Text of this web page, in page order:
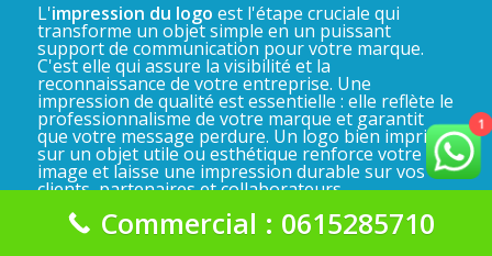
L'impression du logo est l'étape cruciale qui
transforme un objet simple en un puissant
support de communication pour votre marque.
C'est elle qui assure la visibilité et la
reconnaissance de votre entreprise. Une
impression de qualité est essentielle : elle reflète le
professionnalisme de votre marque et garantit
que votre message perdure. Un logo bien imprimé
sur un objet utile ou esthétique renforce votre
image et laisse une impression durable sur vos
clients, partenaires et collaborateurs.
1
Commercial : 0615285710